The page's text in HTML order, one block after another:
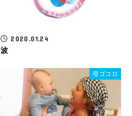
2020.01.24
波
母ゴコロ